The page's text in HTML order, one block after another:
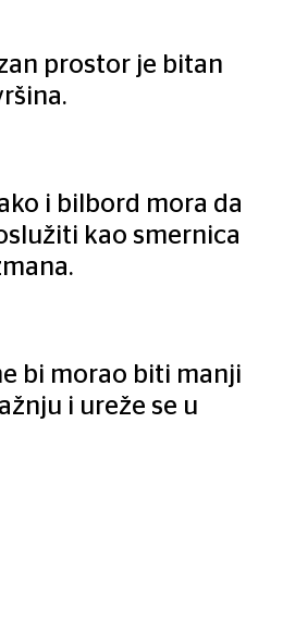
prostor je bitan
i bilbord mora da
kao smernica
bi morao biti manji
i ureže se u